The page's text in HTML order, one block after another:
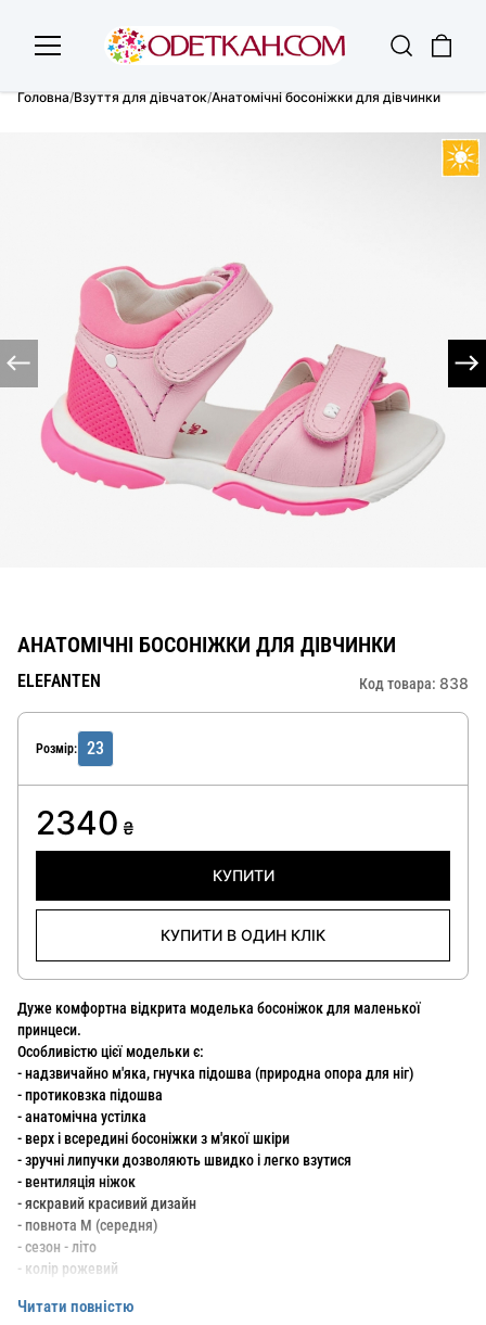
Головна/Взуття для дівчаток/Анатомічні босоніжки для дівчинки
АНАТОМІЧНІ БОСОНІЖКИ ДЛЯ ДІВЧИНКИ
ELEFANTEN Код товара: 838
Розмір: 23
2340 ₴
КУПИТИ
КУПИТИ В ОДИН КЛІК
Дуже комфортна відкрита моделька босоніжок для маленької
принцеси.
Особливістю цієї модельки є:
- надзвичайно м'яка, гнучка підошва (природна опора для ніг)
- протиковзка підошва
- анатомічна устілка
- верх і всередині босоніжки з м'якої шкіри
- зручні липучки дозволяють швидко і легко взутися
- вентиляція ніжок
- яскравий красивий дизайн
- повнота М (середня)
- сезон - літо
- колір рожевий
Ідеально підходять для перших кроків дитини.
Читати повністю